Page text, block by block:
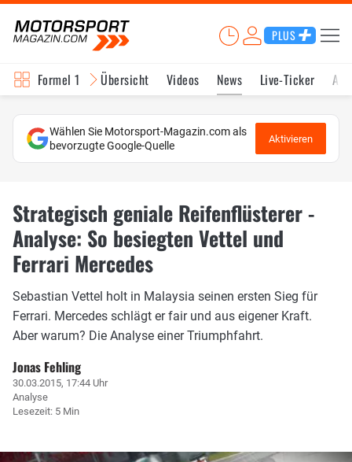
PLUS
Formel 1 Übersicht Videos News Live-Ticker
Wählen Sie Motorsport-Magazin.com als
bevorzugte Google-Quelle
Aktivieren
Strategisch geniale Reifenflüsterer -
Analyse: So besiegten Vettel und
Ferrari Mercedes
Sebastian Vettel holt in Malaysia seinen ersten Sieg für
Ferrari. Mercedes schlägt er fair und aus eigener Kraft.
Aber warum? Die Analyse einer Triumphfahrt.
Jonas Fehling
30.03.2015, 17:44 Uhr
Analyse
Lesezeit: 5 Min